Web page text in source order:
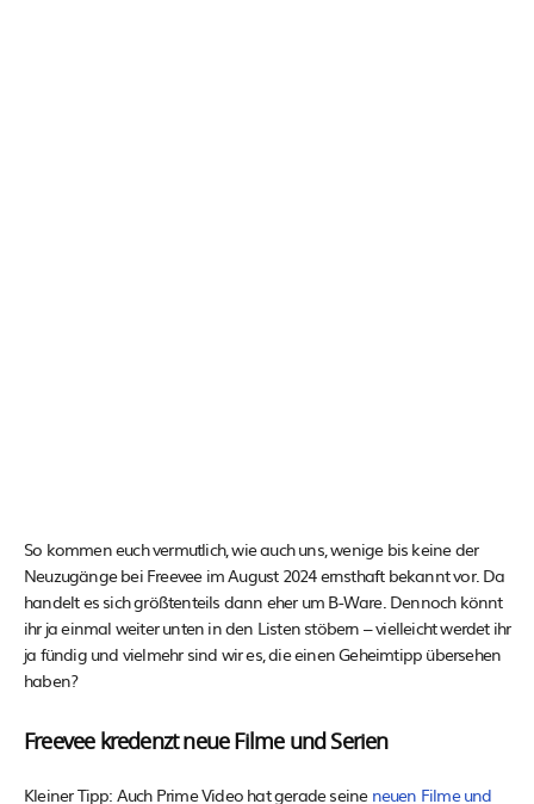
So kommen euch vermutlich, wie auch uns, wenige bis keine der
Neuzugänge bei Freevee im August 2024 ernsthaft bekannt vor. Da
handelt es sich größtenteils dann eher um B-Ware. Dennoch könnt
ihr ja einmal weiter unten in den Listen stöbern – vielleicht werdet ihr
ja fündig und vielmehr sind wir es, die einen Geheimtipp übersehen
haben?
Freevee kredenzt neue Filme und Serien
Kleiner Tipp: Auch Prime Video hat gerade seine neuen Filme und